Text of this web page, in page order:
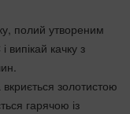
полий утвореним
випікай качку з
золотистою
гарячою із